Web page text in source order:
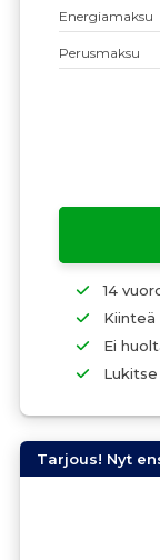
Energiamaksu
Perusmaksu
14
Kiinteä
Ei
Tarjous! Nyt